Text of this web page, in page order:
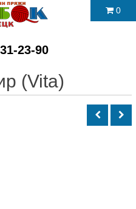
23-90
0
(Vita)